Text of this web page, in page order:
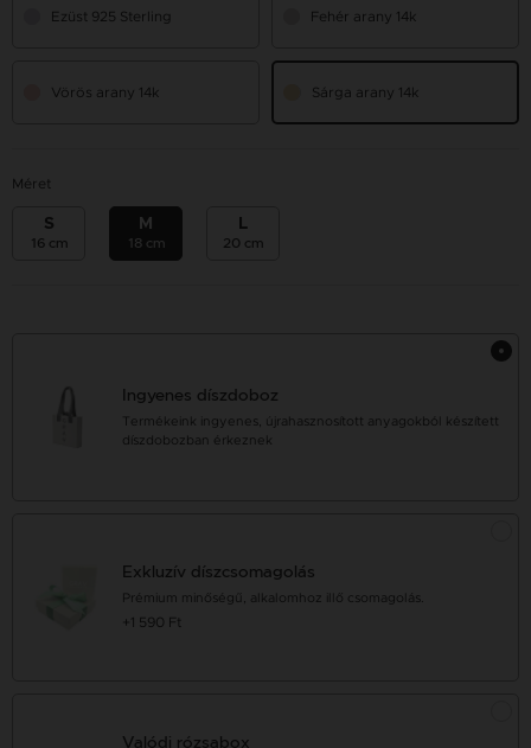
Ezüst 925 Sterling Fehér arany 14k
Vörös arany 14k Sárga arany 14k
Méret
S
16 cm
M
18 cm
L
20 cm
Ingyenes díszdoboz
Termékeink ingyenes, újrahasznosított anyagokból készített
díszdobozban érkeznek
Exkluzív díszcsomagolás
Prémium minőségű, alkalomhoz illő csomagolás.
+1 590 Ft
Valódi rózsabox